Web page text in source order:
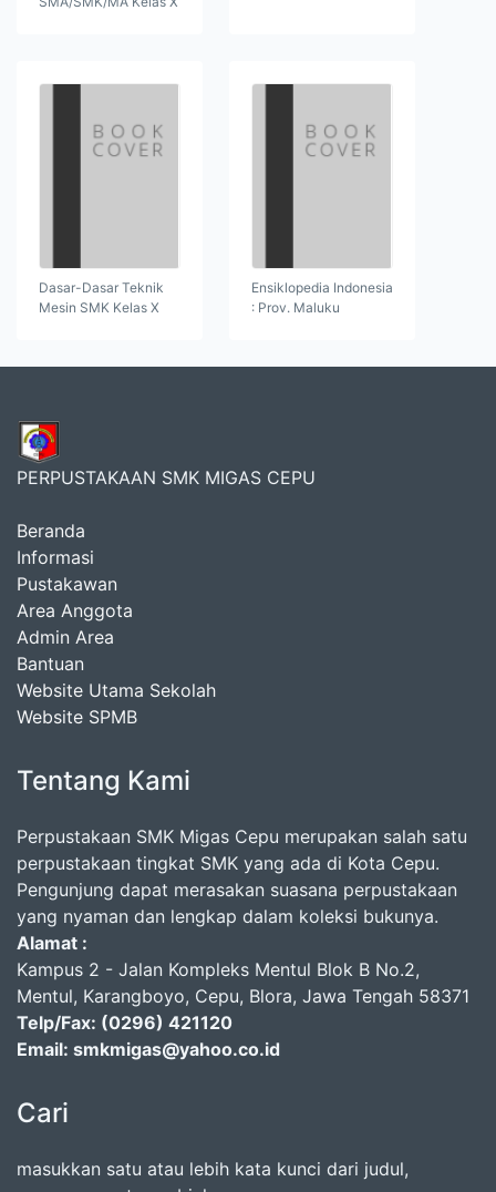
Dasar-Dasar Teknik
Mesin SMK Kelas X
Ensiklopedia Indonesia
: Prov. Maluku
PERPUSTAKAAN SMK MIGAS CEPU
Beranda
Informasi
Pustakawan
Area Anggota
Admin Area
Bantuan
Website Utama Sekolah
Website SPMB
Tentang Kami
Perpustakaan SMK Migas Cepu merupakan salah satu
perpustakaan tingkat SMK yang ada di Kota Cepu.
Pengunjung dapat merasakan suasana perpustakaan
yang nyaman dan lengkap dalam koleksi bukunya.
Alamat :
Kampus 2 - Jalan Kompleks Mentul Blok B No.2,
Mentul, Karangboyo, Cepu, Blora, Jawa Tengah 58371
Telp/Fax: (0296) 421120
Email: smkmigas@yahoo.co.id
Cari
masukkan satu atau lebih kata kunci dari judul,